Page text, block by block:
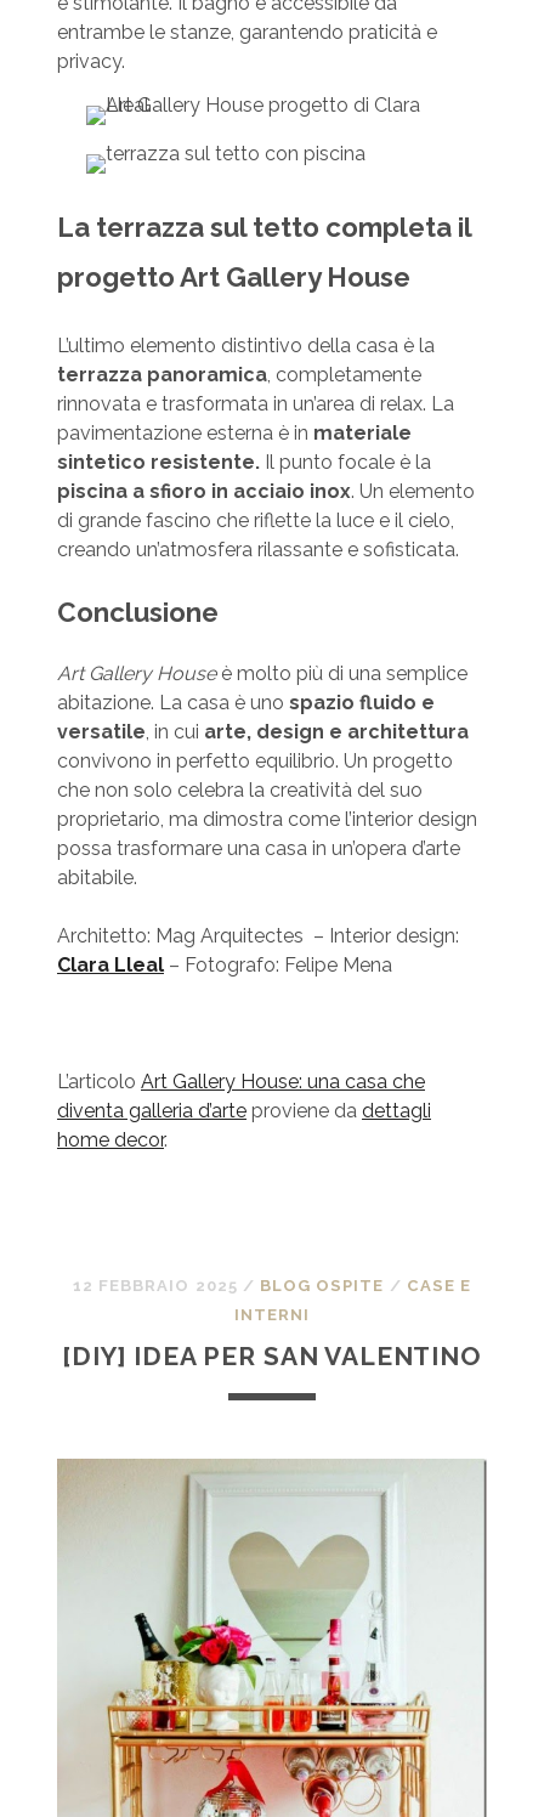
entrambe le stanze, garantendo praticità e
privacy.
La terrazza sul tetto completa il
progetto Art Gallery House
L’ultimo elemento distintivo della casa è la
terrazza panoramica, completamente
rinnovata e trasformata in un’area di relax. La
pavimentazione esterna è in materiale
sintetico resistente. Il punto focale è la
piscina a sfioro in acciaio inox. Un elemento
di grande fascino che riflette la luce e il cielo,
creando un’atmosfera rilassante e sofisticata.
Conclusione
Art Gallery Houseè molto più di una semplice
abitazione. La casa è uno spazio fluido e
versatile, in cui arte, design e architettura
convivono in perfetto equilibrio. Un progetto
che non solo celebra la creatività del suo
proprietario, ma dimostra come l’interior design
possa trasformare una casa in un’opera d’arte
abitabile.
Architetto: Mag Arquitectes – Interior design:
Clara Lleal– Fotografo: Felipe Mena
L’articolo Art Gallery House: una casa che
diventa galleria d’arteproviene da dettagli
home decor.
12 FEBBRAIO 2025 / BLOG OSPITE / CASE E
INTERNI
[DIY] IDEA PER SAN VALENTINO